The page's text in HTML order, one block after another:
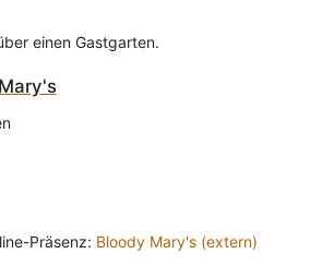
einen Gastgarten.
Präsenz: Bloody Mary's (extern)